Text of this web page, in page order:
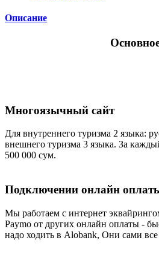
Описание
Многоязычный сайт
Для внутреннего туризма 2 языка:
внешнего туризма 3 языка. За
500 000 сум.
Подключении онлайн
Мы работаем с интернет
Paymo от других онлайн оплаты -
надо ходить в Alobank, Они сами все